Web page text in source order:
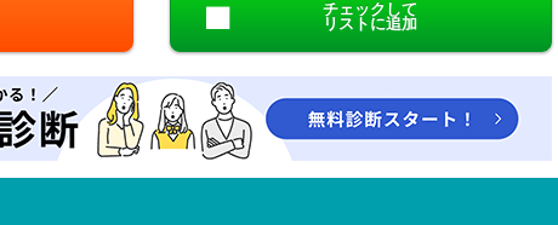
チェックして
リストに追加